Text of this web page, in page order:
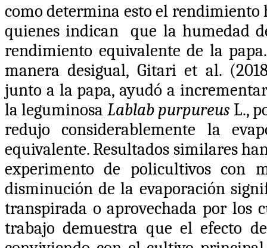
como determina esto el
quienes indican que la humedad
rendimiento equivalente de la
manera desigual, Gitari et al.
junto a la papa, ayudó a
la leguminosa Lablab purpureus L.,
redujo considerablemente la
equivalente. Resultados similares
experimento de policultivos con
disminución de la evaporación
transpirada o aprovechada por los
trabajo demuestra que el efecto